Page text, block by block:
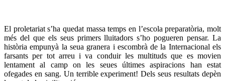
El proletariat s’ha quedat massa temps en l’escola preparatòria, molt
més del que els seus primers lluitadors s’ho pogueren pensar. La
història empunyà la seua granera i escombrà de la Internacional els
farsants per tot arreu i va conduir les multituds que es movien
lentament al camp on les seues últimes aspiracions han estat
ofegades en sang. Un terrible experiment! Dels seus resultats depèn